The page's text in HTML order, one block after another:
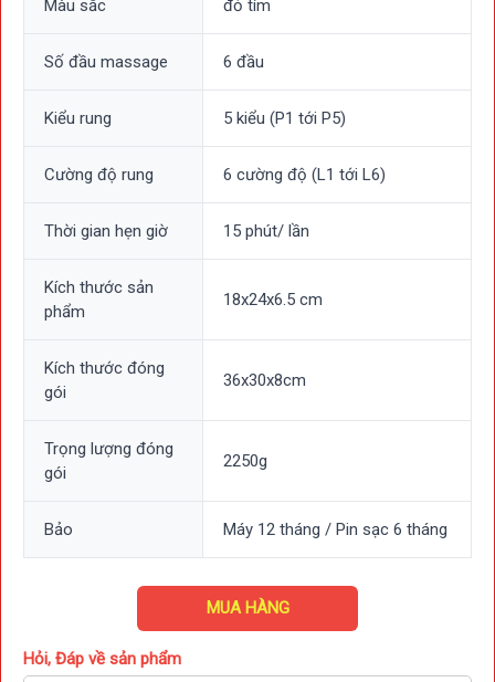
- Súng massage gun trị đau nhức giảm căng cơ Nhật Bản
nhu cầu massage khác nhau. Cho phép bạn focus vào từng
nhóm cơ sâu bên trong cơ thể.
- Với 6 cường độ massage từ nhẹ đến mạng tùy chỉnh theo
nhu cầu của cơ thể mình, nhằm giúp mang lại hiệu suất
massage cao hơn cho người sử dụng.
Màu sắc đỏ tím
Số đầu massage 6 đầu
Kiểu rung 5 kiểu (P1 tới P5)
Cường độ rung 6 cường độ (L1 tới L6)
Thời gian hẹn giờ 15 phút/ lần
Kích thước sản
phẩm
18x24x6.5 cm
Kích thước đóng
gói
36x30x8cm
Trọng lượng đóng
gói
2250g
Bảo Máy 12 tháng / Pin sạc 6 tháng
MUA HÀNG
Hỏi, Đáp về sản phẩm